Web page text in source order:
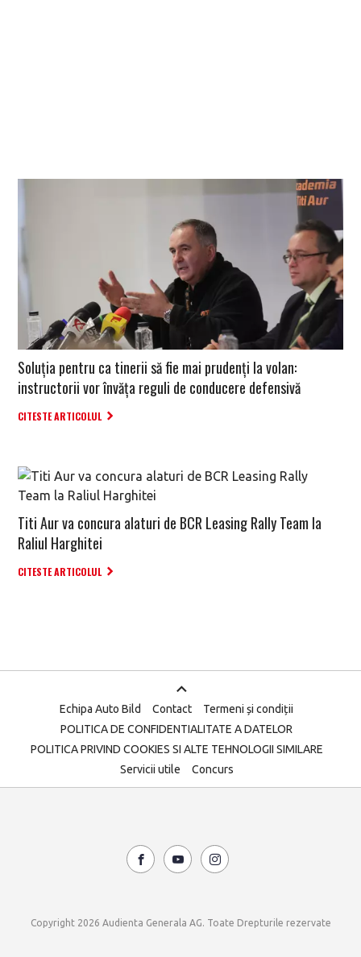
Soluția pentru ca tinerii să fie mai prudenți la volan:
instructorii vor învăța reguli de conducere defensivă
CITESTE ARTICOLUL
Titi Aur va concura alaturi de BCR Leasing Rally Team la
Raliul Harghitei
CITESTE ARTICOLUL
Echipa Auto Bild Contact
Termeni și condiții
POLITICA DE CONFIDENTIALITATE A DATELOR
POLITICA PRIVIND COOKIES SI ALTE TEHNOLOGII SIMILARE
Servicii utile
Concurs
Copyright 2026 Audienta Generala AG. Toate Drepturile rezervate